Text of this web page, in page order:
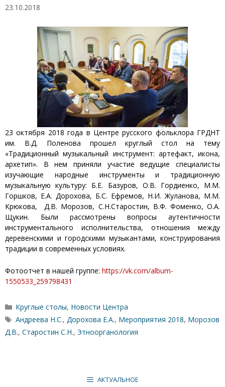
23.10.2018
23 октября 2018 года в Центре русского фольклора ГРДНТ
им. В.Д. Поленова прошел круглый стол на тему
«Традиционный музыкальный инструмент: артефакт, икона,
архетип». В нем приняли участие ведущие специалисты
изучающие народные инструменты и традиционную
музыкальную культуру: Б.Е. Базуров, О.В. Гордиенко, М.М.
Горшков, Е.А. Дорохова, Б.С. Ефремов, Н.И. Жуланова, М.М.
Крюкова, Д.В. Морозов, С.Н.Старостин, В.Ф. Фоменко, О.А.
Щукин. Были рассмотрены вопросы аутентичности
инструментального исполнительства, отношения между
деревенскими и городскими музыкантами, конструирования
традиции в современных условиях.
Фотоотчет в нашей группе: https://vk.com/album-
1550533_259798431
Рубрики
Круглые столы, Новости Центра
Метки
Андреева Н.С., Дорохова Е.А., Мероприятия 2018, Морозов
Д.В., Старостин С.Н., Этноорганология
АКТУАЛЬНОЕ